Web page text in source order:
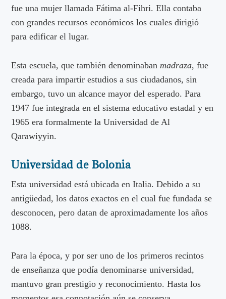
fue una mujer llamada Fátima al-Fihri. Ella contaba
con grandes recursos económicos los cuales dirigió
para edificar el lugar.
Esta escuela, que también denominabanmadraza, fue
creada para impartir estudios a sus ciudadanos, sin
embargo, tuvo un alcance mayor del esperado. Para
1947 fue integrada en el sistema educativo estadal y en
1965 era formalmente la Universidad de Al
Qarawiyyin.
Universidad de Bolonia
Esta universidad está ubicada en Italia. Debido a su
antigüedad, los datos exactos en el cual fue fundada se
desconocen, pero datan de aproximadamente los años
1088.
Para la época, y por ser uno de los primeros recintos
de enseñanza que podía denominarse universidad,
mantuvo gran prestigio y reconocimiento. Hasta los